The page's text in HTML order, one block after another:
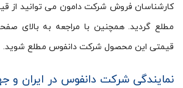
کارشناسان فروش شرکت دامون می توانید از
مطلع گردید. همچنین با مراجعه به بالای
قیمتی این محصول شرکت دانفوس مطلع شوید.
نمایندگی شرکت دانفوس در ایران و